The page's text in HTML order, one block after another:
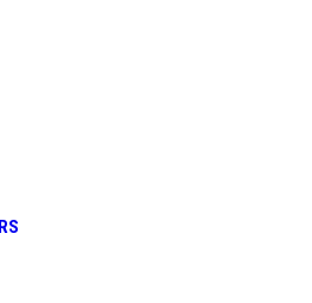
COUNTACH :
NEUF